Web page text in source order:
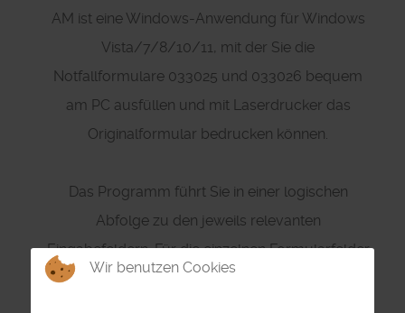
AM ist eine Windows-Anwendung für Windows
Vista/7/8/10/11, mit der Sie die
Notfallformulare 033025 und 033026 bequem
am PC ausfüllen und mit Laserdrucker das
Originalformular bedrucken können.
Das Programm führt Sie in einer logischen
Abfolge zu den jeweils relevanten
Eingabefeldern. Für die einzelnen Formularfelder
ist eine ausführliche Hilfe verfügbar. Bei
Wir benutzen Cookies